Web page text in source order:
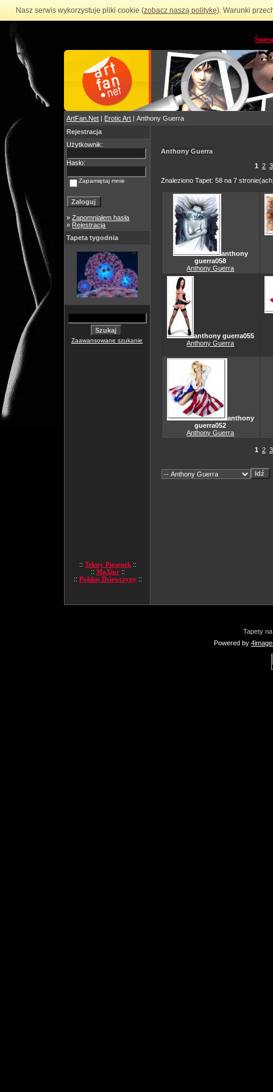
Nasz serwis wykorzystuje pliki cookie (zobacz naszą politykę). Warunki
ArtFan.Net | Erotic Art | Anthony Guerra
Rejestracja
Użytkownik:
Hasło:
Zapamiętaj mnie
»Zapomniałem hasła
» Rejestracja
Tapeta tygodnia
Zaawansowane szukanie
:: Teksty Piosenek ::
:: MaXior ::
:: Polskie Dziewczyny ::
Anthony Guerra
1 2 3
Znaleziono Tapet: 58 na 7
anthony
guerra058
Anthony Guerra
anthony guerra055
Anthony Guerra
anthony
guerra052
Anthony Guerra
1 2 3
Tapety
Powered by